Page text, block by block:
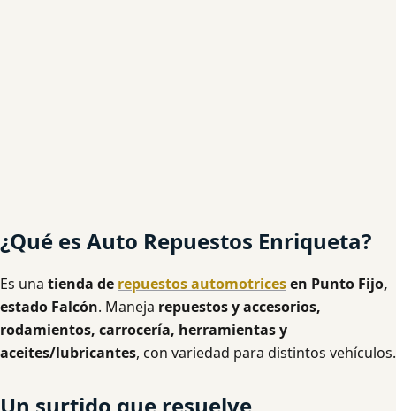
¿Qué es Auto Repuestos Enriqueta?
Es una tienda de repuestos automotricesen Punto Fijo,
estado Falcón. Maneja repuestos y accesorios,
rodamientos, carrocería, herramientas y
aceites/lubricantes, con variedad para distintos vehículos.
Un surtido que resuelve